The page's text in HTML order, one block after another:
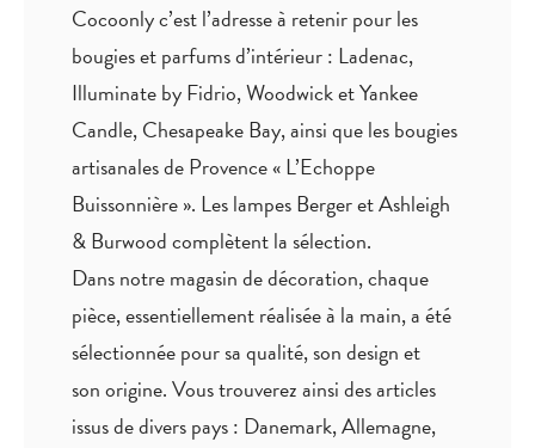
Cocoonly c’est l’adresse à retenir pour les
bougies et parfums d’intérieur : Ladenac,
Illuminate by Fidrio, Woodwick et Yankee
Candle, Chesapeake Bay, ainsi que les bougies
artisanales de Provence « L’Echoppe
Buissonnière ». Les lampes Berger et Ashleigh
& Burwood complètent la sélection.
Dans notre magasin de décoration, chaque
pièce,essentiellement réalisée à la main, a été
sélectionnée pour sa qualité, son design et
son origine. Vous trouverez ainsi des articles
issus de divers pays : Danemark, Allemagne,